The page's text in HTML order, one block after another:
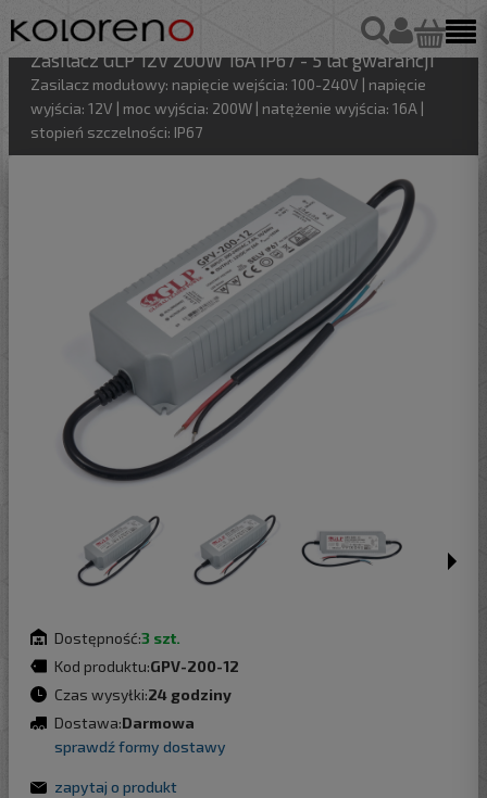
Zasilacz GLP 12V 200W 16A IP67 - 5 lat gwarancji
Zasilacz modułowy: napięcie wejścia: 100-240V | napięcie
wyjścia: 12V | moc wyjścia: 200W | natężenie wyjścia: 16A |
stopień szczelności: IP67
Dostępność:3 szt.
Kod produktu:GPV-200-12
Czas wysyłki:24 godziny
Dostawa:Darmowa
sprawdź formy dostawy
zapytaj o produkt